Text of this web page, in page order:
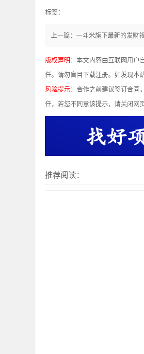
标签：
版权声明 ：本文内容由互联网用户
任。请勿盲目下载注册。如发现本
风险提示：合作之前建议签订合同
任，若您不同意该提示，请关闭网
推荐阅读：